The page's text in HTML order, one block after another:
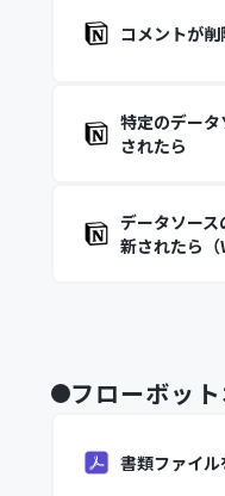
コメントが
特定のデー
されたら
データソー
新されたら（
フローボッ
書類ファイ